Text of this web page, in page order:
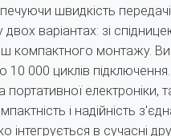
швидкість
варіантах: зі
компактного монтажу.
10 000 циклів
електроніки,
і надійність
в сучасні